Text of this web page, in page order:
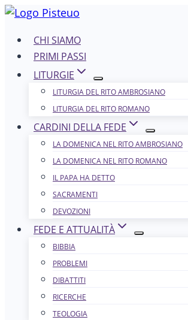
Salta
contenutoCHI SIAMO
PRIMI PASSI
LITURGIE
LITURGIA DEL RITO AMBROSIANO
LITURGIA DEL RITO ROMANO
CARDINI DELLA FEDE
LA DOMENICA NEL R​​​​​​ITO AMBROSIANO
LA DOMENICA NEL RITO ROMANO
IL PAPA HA DETTO
SACRAMENTI
DEVOZIONI
FEDE E ATTUALITÀ
BIBBIA
PROBLEMI
DIBATTITI
RICERCHE
TEOLOGIA